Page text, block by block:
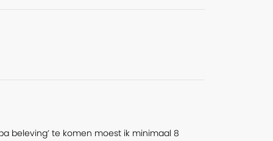
beleving’ te komen moest ik minimaal 8